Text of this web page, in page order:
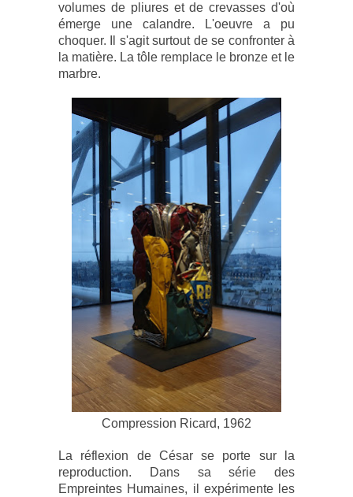
volumes de pliures et de crevasses d'où
émerge une calandre. L'oeuvre a pu
choquer. Il s'agit surtout de se confronter à
la matière. La tôle remplace le bronze et le
marbre.
Compression Ricard, 1962
La réflexion de César se porte sur la
reproduction. Dans sa série des
Empreintes Humaines, il expérimente les